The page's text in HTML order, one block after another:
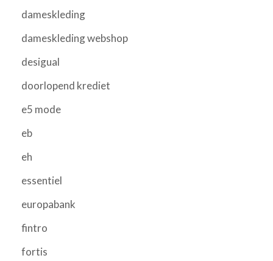
dameskleding
dameskleding webshop
desigual
doorlopend krediet
e5 mode
eb
eh
essentiel
europabank
fintro
fortis